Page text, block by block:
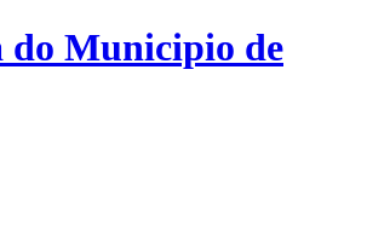
do Municipio de